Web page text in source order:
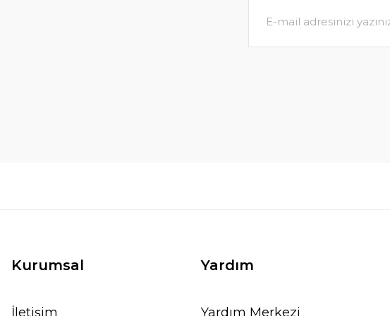
Kurumsal
İletişim
Yardım
Yardım Merkezi